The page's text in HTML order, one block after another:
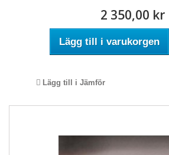
2 350,00 kr
Lägg till i varukorgen
Lägg till i Jämför